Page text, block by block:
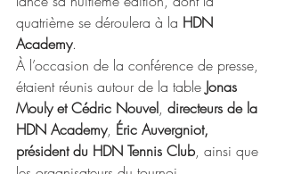
quatrième se déroulera à la HDN
Academy.
À l’occasion de la conférence de presse,
étaient réunis autour de la table Jonas
Mouly et Cédric Nouvel, directeurs de la
HDN Academy, Éric Auvergniot,
président du HDN Tennis Club, ainsi que